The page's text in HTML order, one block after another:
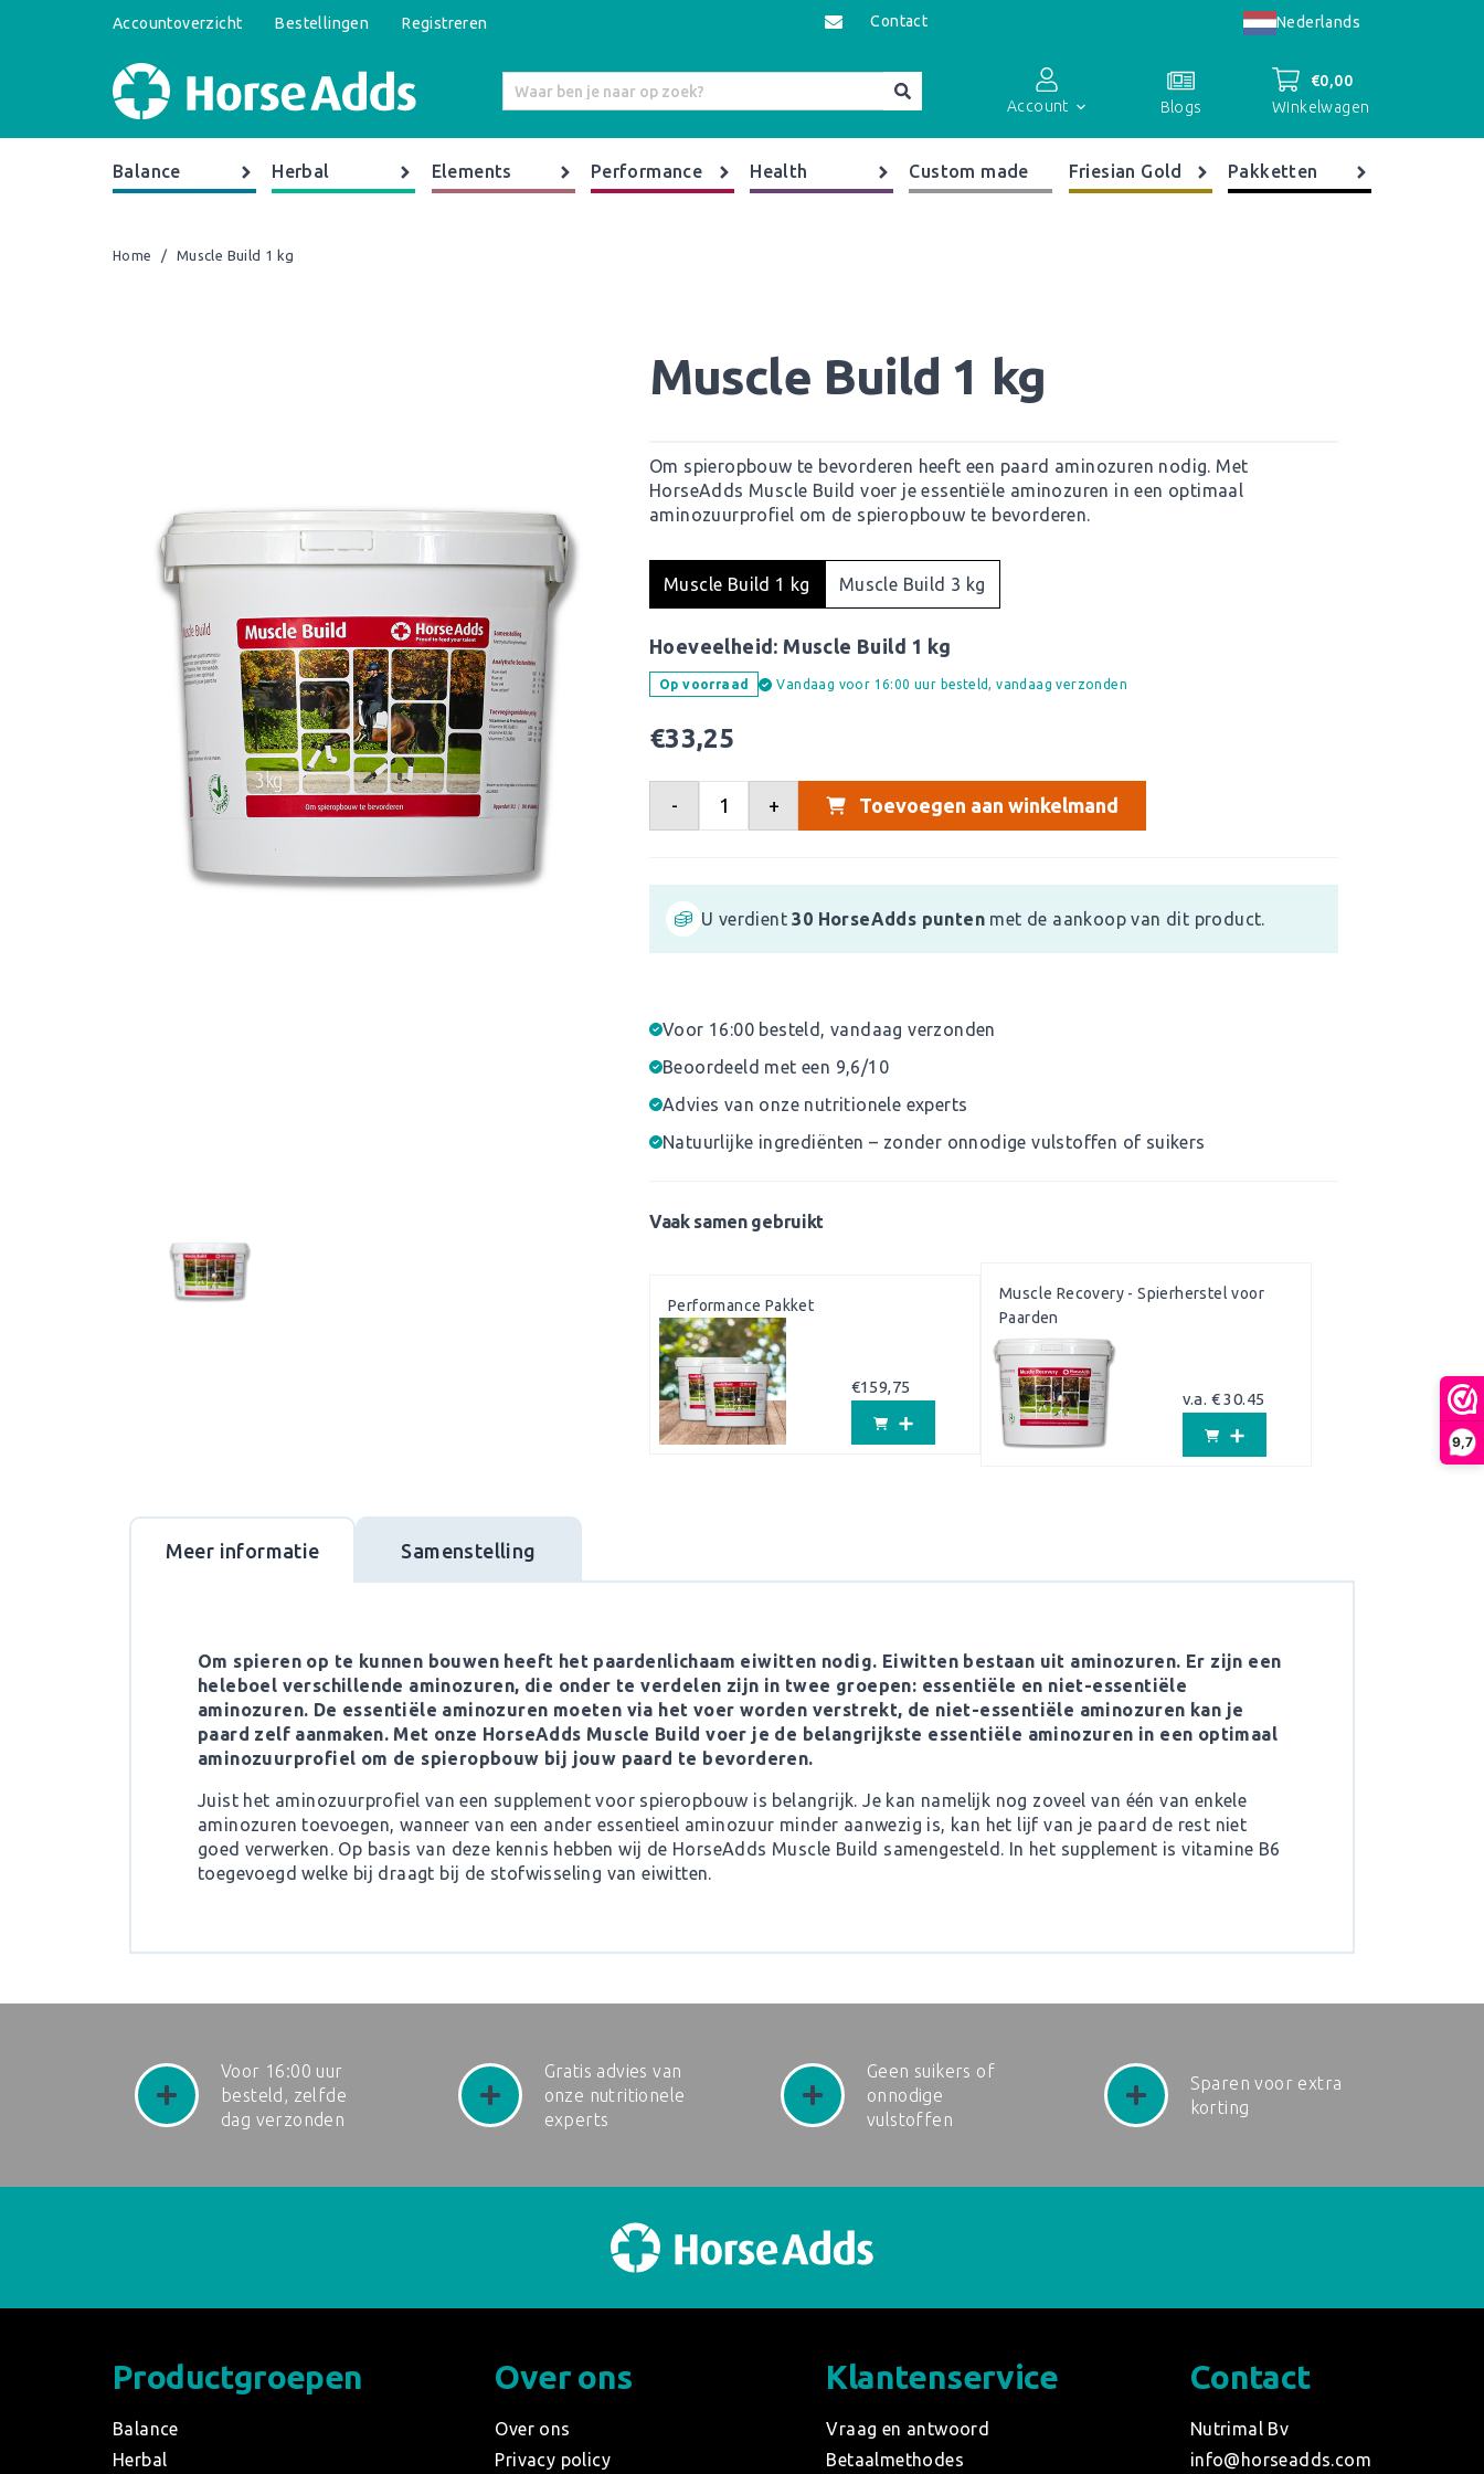
9,7
Accountoverzicht Bestellingen Registreren Contact Nederlands
Account Blogs
€0,00
Winkelwagen
Balance Herbal Elements Performance Health Custom made Friesian Gold Pakketten
Home / Muscle Build 1 kg
Muscle Build 1 kg
Om spieropbouw te bevorderen heeft een paard aminozuren nodig. Met
HorseAdds Muscle Build voer je essentiële aminozuren in een optimaal
aminozuurprofiel om de spieropbouw te bevorderen.
Muscle Build 1 kg Muscle Build 3 kg
Hoeveelheid: Muscle Build 1 kg
Op voorraad Vandaag voor 16:00 uur besteld, vandaag verzonden
€33,25
- + Toevoegen aan winkelmand
U verdient30 HorseAdds punten met de aankoop van dit product.
Voor 16:00 besteld, vandaag verzonden
Beoordeeld met een 9,6/10
Advies van onze nutritionele experts
Natuurlijke ingrediënten – zonder onnodige vulstoffen of suikers
Vaak samen gebruikt
Performance Pakket
€159,75
Muscle Recovery - Spierherstel voor
Paarden
v.a. € 30.45
Meer informatie Samenstelling
Om spieren op te kunnen bouwen heeft het paardenlichaam eiwitten nodig. Eiwitten bestaan uit aminozuren. Er zijn een
heleboel verschillende aminozuren, die onder te verdelen zijn in twee groepen: essentiële en niet-essentiële
aminozuren. De essentiële aminozuren moeten via het voer worden verstrekt, de niet-essentiële aminozuren kan je
paard zelf aanmaken. Met onze HorseAdds Muscle Build voer je de belangrijkste essentiële aminozuren in een optimaal
aminozuurprofiel om de spieropbouw bij jouw paard te bevorderen.
Juist het aminozuurprofiel van een supplement voor spieropbouw is belangrijk. Je kan namelijk nog zoveel van één van enkele
aminozuren toevoegen, wanneer van een ander essentieel aminozuur minder aanwezig is, kan het lijf van je paard de rest niet
goed verwerken. Op basis van deze kennis hebben wij de HorseAdds Muscle Build samengesteld. In het supplement is vitamine B6
toegevoegd welke bij draagt bij de stofwisseling van eiwitten.
Voor 16:00 uur
besteld, zelfde
dag verzonden
Gratis advies van
onze nutritionele
experts
Geen suikers of
onnodige
vulstoffen
Sparen voor extra
korting
Productgroepen
Balance
Herbal
Over ons
Over ons
Privacy policy
Klantenservice
Vraag en antwoord
Betaalmethodes
Contact
Nutrimal Bv
info@horseadds.com